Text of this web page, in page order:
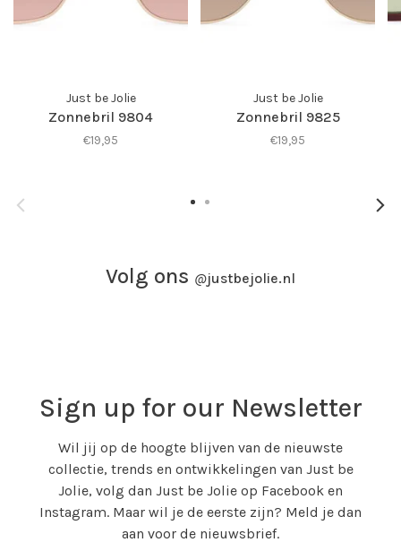
Just be Jolie
Zonnebril 9804
€19,95
Just be Jolie
Zonnebril 9825
€19,95
Volg ons @justbejolie.nl
Sign up for our Newsletter
Wil jij op de hoogte blijven van de nieuwste
collectie, trends en ontwikkelingen van Just be
Jolie, volg dan Just be Jolie op Facebook en
Instagram. Maar wil je de eerste zijn? Meld je dan
aan voor de nieuwsbrief.